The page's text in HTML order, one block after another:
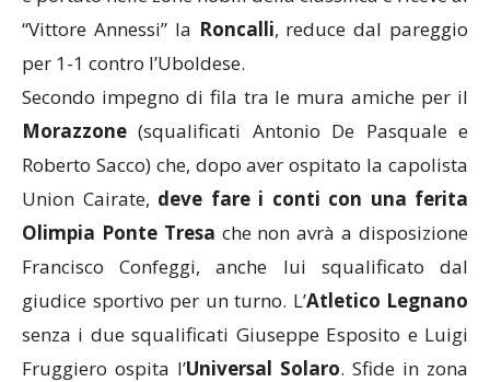
“Vittore Annessi” la Roncalli, reduce dal pareggio
per 1-1 contro l’Uboldese.
Secondo impegno di fila tra le mura amiche per il
Morazzone (squalificati Antonio De Pasquale e
Roberto Sacco) che, dopo aver ospitato la capolista
Union Cairate, deve fare i conti con una ferita
Olimpia Ponte Tresa che non avrà a disposizione
Francisco Confeggi, anche lui squalificato dal
giudice sportivo per un turno. L’Atletico Legnano
senza i due squalificati Giuseppe Esposito e Luigi
Fruggiero ospita l’Universal Solaro. Sfide in zona